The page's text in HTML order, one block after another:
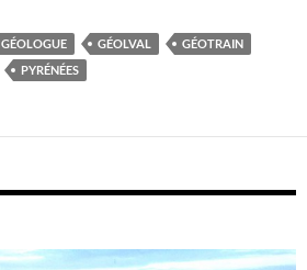
GÉOLOGUE GÉOLVAL
GÉOTRAIN
PYRÉNÉES